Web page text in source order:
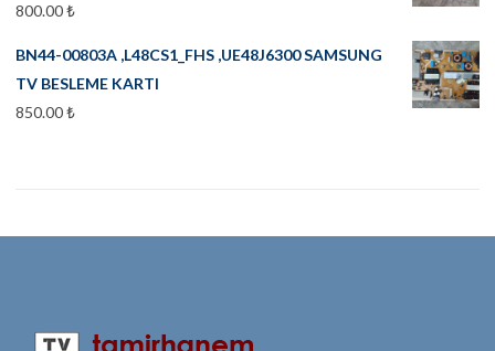
800.00₺
BN44-00803A ,L48CS1_FHS ,UE48J6300 SAMSUNG
TV BESLEME KARTI
850.00₺